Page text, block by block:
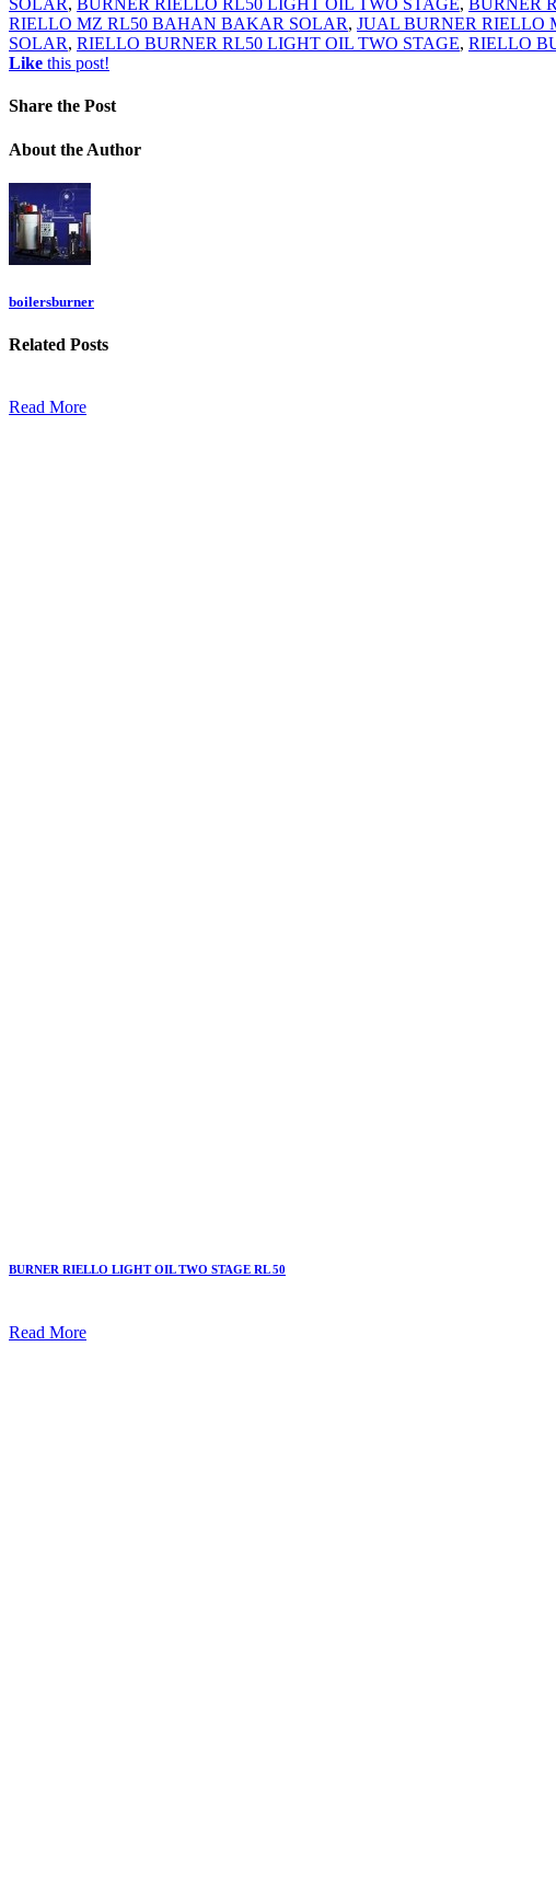
SOLAR, BURNER RIELLO RL50 LIGHT OIL TWO STAGE, BURNER
RIELLO MZ RL50 BAHAN BAKAR SOLAR, JUAL BURNER RIELLO
SOLAR, RIELLO BURNER RL50 LIGHT OIL TWO STAGE, RIELLO
Like this post!
Share the Post
About the Author
boilersburner
Related Posts
Read More
BURNER RIELLO LIGHT OIL TWO STAGE RL 50
Read More